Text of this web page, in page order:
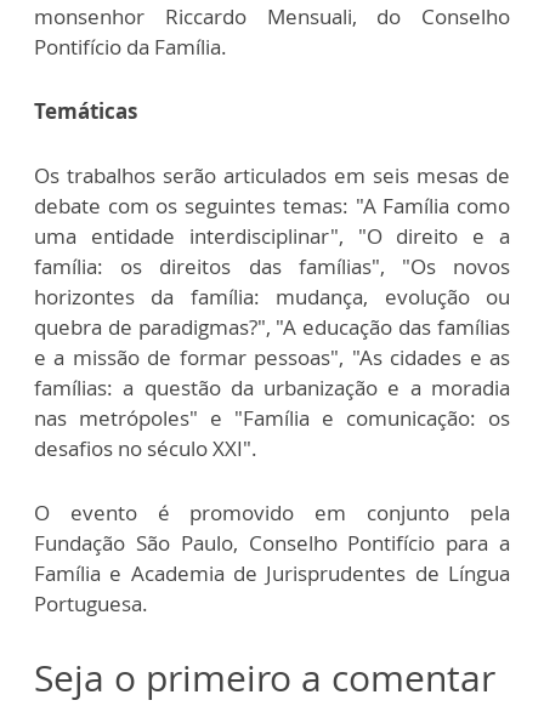
monsenhor Riccardo Mensuali, do Conselho
Pontifício da Família.
Temáticas
Os trabalhos serão articulados em seis mesas de
debate com os seguintes temas: "A Família como
uma entidade interdisciplinar", "O direito e a
família: os direitos das famílias", "Os novos
horizontes da família: mudança, evolução ou
quebra de paradigmas?", "A educação das famílias
e a missão de formar pessoas", "As cidades e as
famílias: a questão da urbanização e a moradia
nas metrópoles" e "Família e comunicação: os
desafios no século XXI".
O evento é promovido em conjunto pela
Fundação São Paulo, Conselho Pontifício para a
Família e Academia de Jurisprudentes de Língua
Portuguesa.
Seja o primeiro a comentar